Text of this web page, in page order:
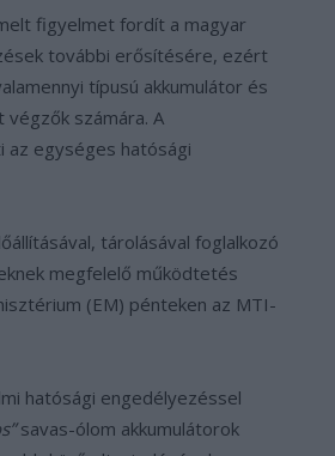
figyelmet fordít a magyar
további erősítésére, ezért
típusú akkumulátor és
számára. A
egységes hatósági
tárolásával foglalkozó
megfelelő működtetés
(EM) pénteken az MTI-
hatósági engedélyezéssel
savas-ólom akkumulátorok